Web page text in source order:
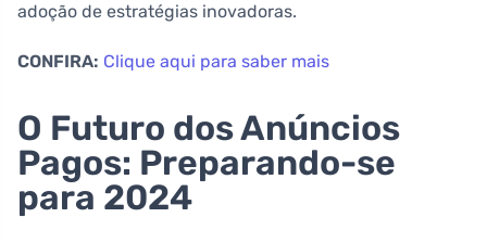
adoção de estratégias inovadoras.
CONFIRA: Clique aqui para saber mais
O Futuro dos Anúncios
Pagos: Preparando-se
para 2024